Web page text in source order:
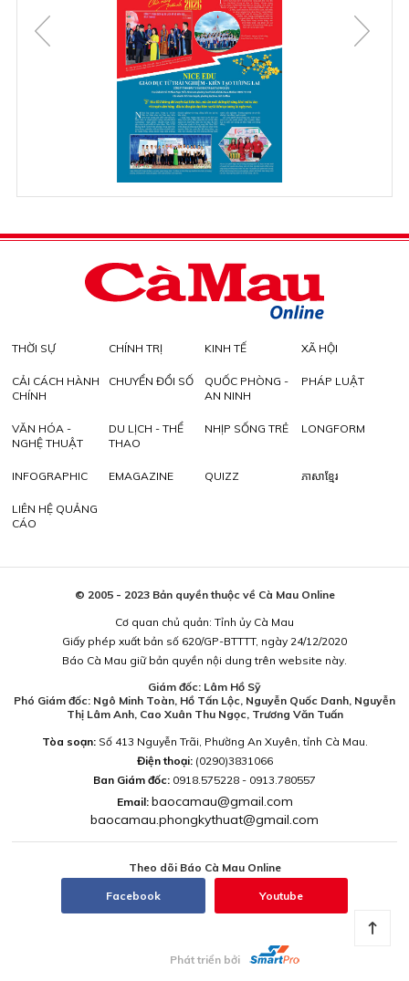
THỜI SỰ CHÍNH TRỊ KINH TẾ XÃ HỘI
CẢI CÁCH HÀNH
CHÍNH
CHUYỂN ĐỔI SỐ
QUỐC PHÒNG -
AN NINH
PHÁP LUẬT
VĂN HÓA -
NGHỆ THUẬT
DU LỊCH - THỂ
THAO
NHỊP SỐNG TRẺ LONGFORM
INFOGRAPHIC EMAGAZINE QUIZZ ភាសាខ្មែរ
LIÊN HỆ QUẢNG
CÁO
© 2005 - 2023 Bản quyền thuộc về Cà Mau Online
Cơ quan chủ quản: Tỉnh ủy Cà Mau
Giấy phép xuất bản số 620/GP-BTTTT, ngày 24/12/2020
Báo Cà Mau giữ bản quyền nội dung trên website này.
Giám đốc: Lâm Hồ Sỹ
Phó Giám đốc: Ngô Minh Toàn, Hồ Tấn Lộc, Nguyễn Quốc Danh, Nguyễn
Thị Lâm Anh, Cao Xuân Thu Ngọc, Trương Văn Tuấn
Tòa soạn:Số 413 Nguyễn Trãi, Phường An Xuyên, tỉnh Cà Mau.
Điện thoại: (0290)3831066
Ban Giám đốc: 0918.575228 - 0913.780557
Email: baocamau@gmail.com
baocamau.phongkythuat@gmail.com
Theo dõi Báo Cà Mau Online
Facebook Youtube
Phát triển bởi